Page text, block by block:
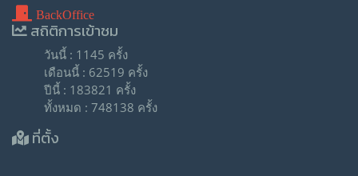
BackOffice
สถิติการเข้าชม
วันนี้ : 1145 ครั้ง
เดือนนี้ : 62519 ครั้ง
ปีนี้ : 183821 ครั้ง
ทั้งหมด : 748138 ครั้ง
ที่ตั้ง